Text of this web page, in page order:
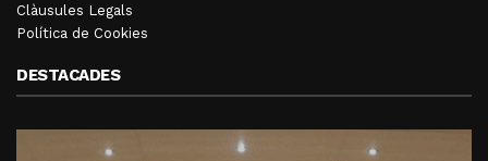
Clàusules Legals
Política de Cookies
DESTACADES